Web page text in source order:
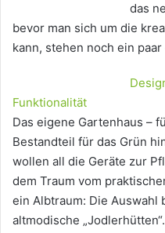
das
bevor man sich um die
kann, stehen noch ein
Funktionalität
Das eigene Gartenhaus –
Bestandteil für das Grün
wollen all die Geräte zur
dem Traum vom
ein Albtraum: Die Auswahl
altmodische